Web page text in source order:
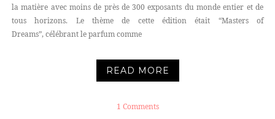
la matière avec moins de près de 300 exposants du monde entier et de
tous horizons. Le thème de cette édition était “Masters of
Dreams”, célébrant le parfum comme
READ MORE
1 Comments